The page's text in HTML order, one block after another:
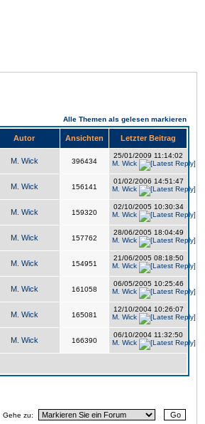
Alle Themen als gelesen markieren
Autor Ansichten Letzter Beitrag
M. Wick 396434
25/01/2009 11:14:02
M. Wick
M. Wick 156141
01/02/2006 14:51:47
M. Wick
M. Wick 159320
02/10/2005 10:30:34
M. Wick
M. Wick 157762
28/06/2005 18:04:49
M. Wick
M. Wick 154951
21/06/2005 08:18:50
M. Wick
M. Wick 161058
06/05/2005 10:25:46
M. Wick
M. Wick 165081
12/10/2004 10:26:07
M. Wick
M. Wick 166390
06/10/2004 11:32:50
M. Wick
Gehe zu: